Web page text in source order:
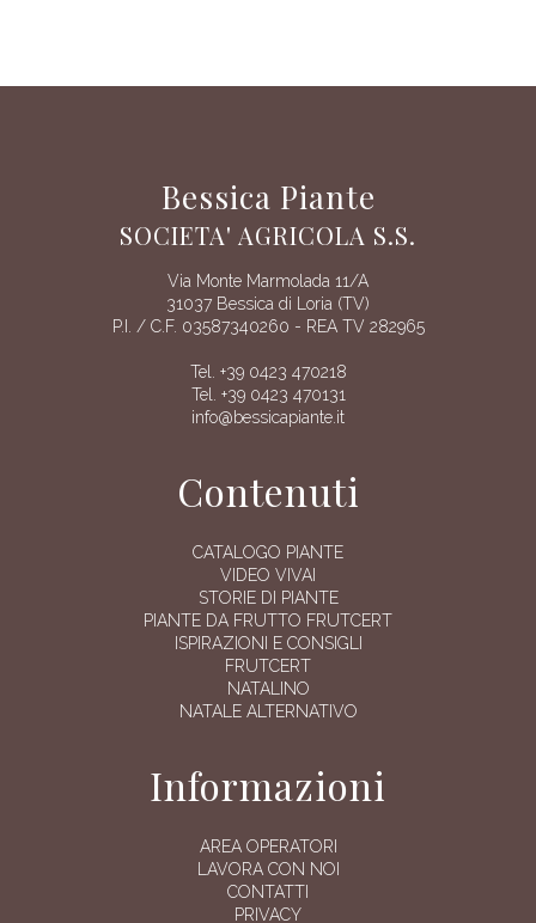
Bessica Piante
SOCIETA' AGRICOLA S.S.
Via Monte Marmolada 11/A
31037 Bessica di Loria (TV)
P.I. / C.F. 03587340260 - REA TV 282965
Tel. +39 0423 470218
Tel. +39 0423 470131
info@bessicapiante.it
Contenuti
CATALOGO PIANTE
VIDEO VIVAI
STORIE DI PIANTE
PIANTE DA FRUTTO FRUTCERT
ISPIRAZIONI E CONSIGLI
FRUTCERT
NATALINO
NATALE ALTERNATIVO
Informazioni
AREA OPERATORI
LAVORA CON NOI
CONTATTI
PRIVACY